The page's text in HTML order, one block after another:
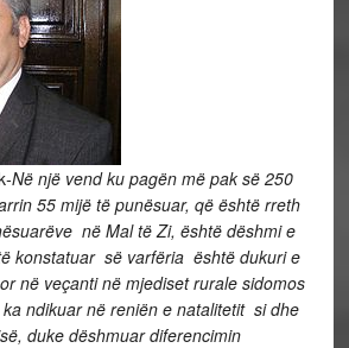
-Në një vend ku pagën më pak së 250
55 mijë të punësuar, që është rreth
në Mal të Zi, është dëshmi e
konstatuar së varfëria është dukuri e
në veçanti në mjediset rurale sidomos
ndikuar në reniën e natalitetit si dhe
duke dëshmuar diferencimin